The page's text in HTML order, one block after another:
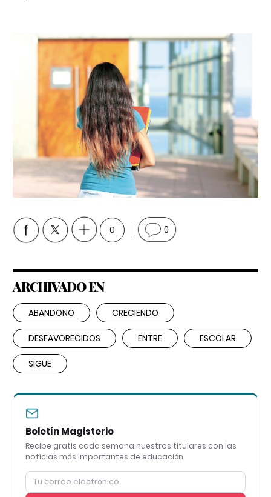
0 0
ARCHIVADO EN
ABANDONO CRECIENDO
DESFAVORECIDOS ENTRE ESCOLAR
SIGUE
Boletín Magisterio
Recibe gratis cada semana nuestros titulares con las
noticias más importantes de educación